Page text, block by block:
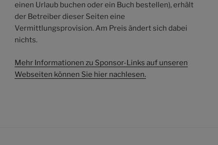
einen Urlaub buchen oder ein Buch bestellen), erhält
der Betreiber dieser Seiten eine
Vermittlungsprovision. Am Preis ändert sich dabei
nichts.
Mehr Informationen zu Sponsor-Links auf unseren
Webseiten können Sie hier nachlesen.